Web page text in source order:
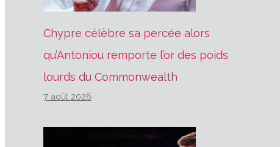
Chypre célèbre sa percée alors
qu’Antoniou remporte l’or des poids
lourds du Commonwealth
7 août 2026